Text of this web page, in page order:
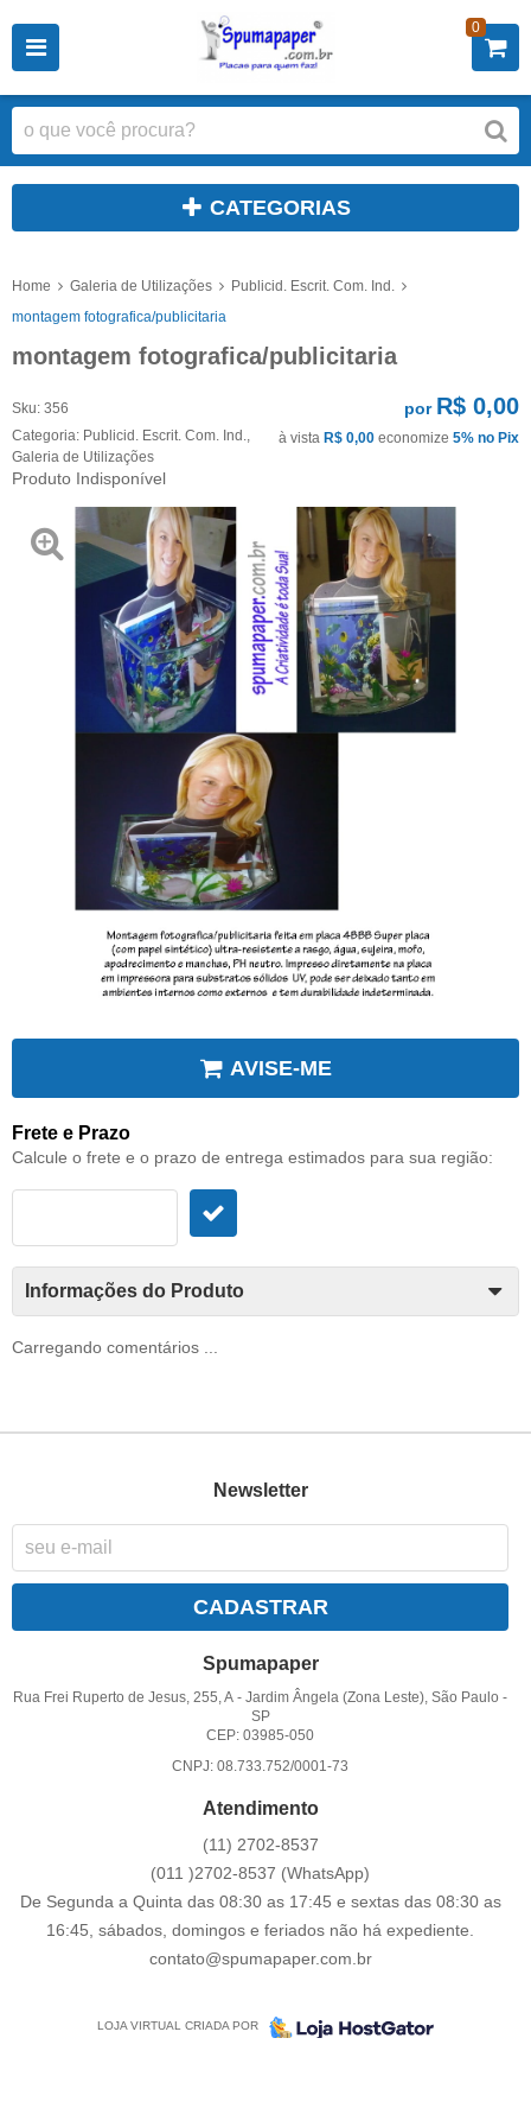
0
CATEGORIAS
Home Galeria de Utilizações
Publicid. Escrit. Com. Ind.
montagem fotografica/publicitaria
montagem fotografica/publicitaria
Sku: 356
Categoria: Publicid. Escrit. Com. Ind.
Galeria de Utilizações
Produto Indisponível
por R$ 0,00
à vista R$ 0,00 economize 5% no Pix
AVISE-ME
Frete e Prazo
Calcule o frete e o prazo de entrega estimados para sua região:
Informações do Produto
Carregando comentários ...
Newsletter
CADASTRAR
Spumapaper
Rua Frei Ruperto de Jesus, 255, A -Jardim Ângela (Zona Leste), São Paulo -
SP
CEP: 03985-050
CNPJ: 08.733.752/0001-73
Atendimento
(11) 2702-8537
(011 )2702-8537 (WhatsApp)
De Segunda a Quinta das 08:30 as 17:45 e sextas das 08:30 as
16:45, sábados, domingos e feriados não há expediente.
contato@spumapaper.com.br
LOJA VIRTUAL CRIADA POR